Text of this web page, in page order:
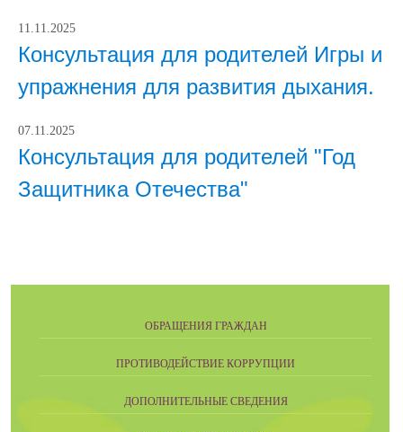
11.11.2025
Консультация для родителей Игры и
упражнения для развития дыхания.
07.11.2025
Консультация для родителей "Год
Защитника Отечества"
ОБРАЩЕНИЯ ГРАЖДАН
ПРОТИВОДЕЙСТВИЕ КОРРУПЦИИ
ДОПОЛНИТЕЛЬНЫЕ СВЕДЕНИЯ